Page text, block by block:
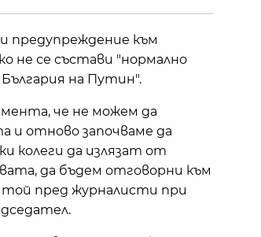
предупреждение към
не се състави "нормално
на Путин".
че не можем да
и отново започваме да
колеги да излязат от
да бъдем отговорни към
пред журналисти при